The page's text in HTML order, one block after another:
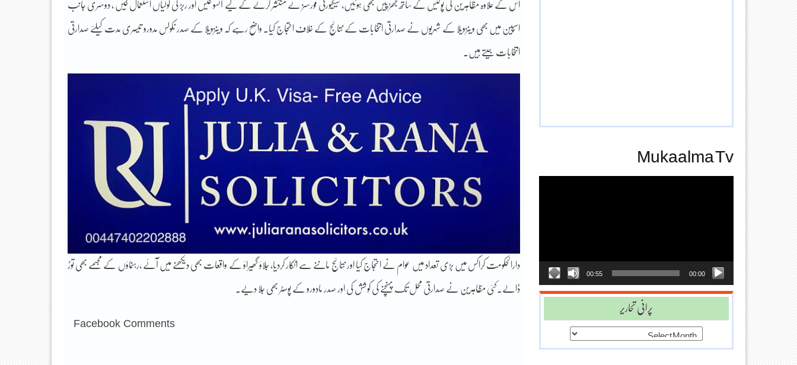
اس کے علاوہ مظاہرین کی پولیس کے ساتھ جھڑپیں بھی ہوئیں، سیکیورٹی فورسز نے منتشر کرنے کے لیے آنسو گیس اور ربڑ کی گولیاں استعمال کیں ، دوسری جانب
اسپین میں بھی وینزویلا کے شہریوں نے صدارتی انتخابات کے نتائج کے خلاف احتجاج کیا۔ واضح رہے کہ وینزویلا کے صدر نکولس مدورو تیسری مدت کیلئے صدارتی
انتخابات جیتے ہیں۔
دارالحکومت کراکس میں بڑی تعداد میں عوام نے احتجاج کیا اور نتائج ماننے سے انکار کردیا، جلاؤ گھیراؤ کے واقعات بھی دیکھنے میں آئے ،رہنماؤں کے مجسمے بھی توڑ
ڈالے۔کئی مظاہرین نے صدارتی محل تک پہنچنے کی کوشش کی اور صدر مادورو کے پوسٹر بھی جلا دیے۔
Facebook Comments
Mukaalma Tv
00:00
00:55
پرانی تحاریر